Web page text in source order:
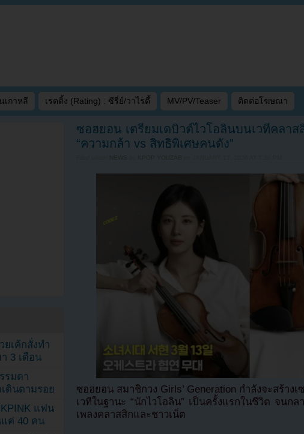
เกาหลี เรตติ้ง (Rating) : ซีรี่ย์/วาไรตี้ MV/PV/Teaser ติดต่อโฆษณา
ซอฮยอน เตรียมเดบิวต์ไวโอลินบนเวทีคลา
“ความกล้า vs สิทธิพิเศษคนดัง”
NEWS KPOP YOUZAB
ซอฮยอน สมาชิกวง Girls’ Generation กำลังจะสร้าง
เวทีในฐานะ “นักไวโอลิน” เป็นครั้งแรกในชีวิต จนก
เพลงคลาสสิกและชาวเน็ต
ยเค้กสั่งทำ
3 เดือน
รมดา
ดินตามรอย
แฟน
ค่ 40 คน